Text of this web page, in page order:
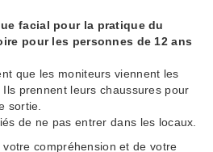
facial pour la pratique du
pour les personnes de 12 ans
que les moniteurs viennent les
Ils prennent leurs chaussures pour
sortie.
de ne pas entrer dans les locaux.
compréhension et de votre